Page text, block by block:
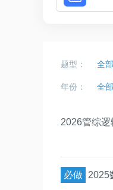
题型： 全部
年份： 全部
2026管综
必做 2025